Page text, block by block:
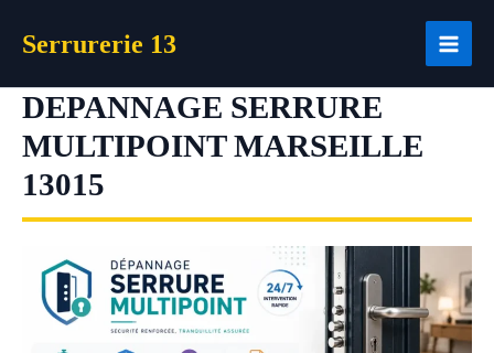
Serrurerie 13
DEPANNAGE SERRURE
MULTIPOINT MARSEILLE
13015